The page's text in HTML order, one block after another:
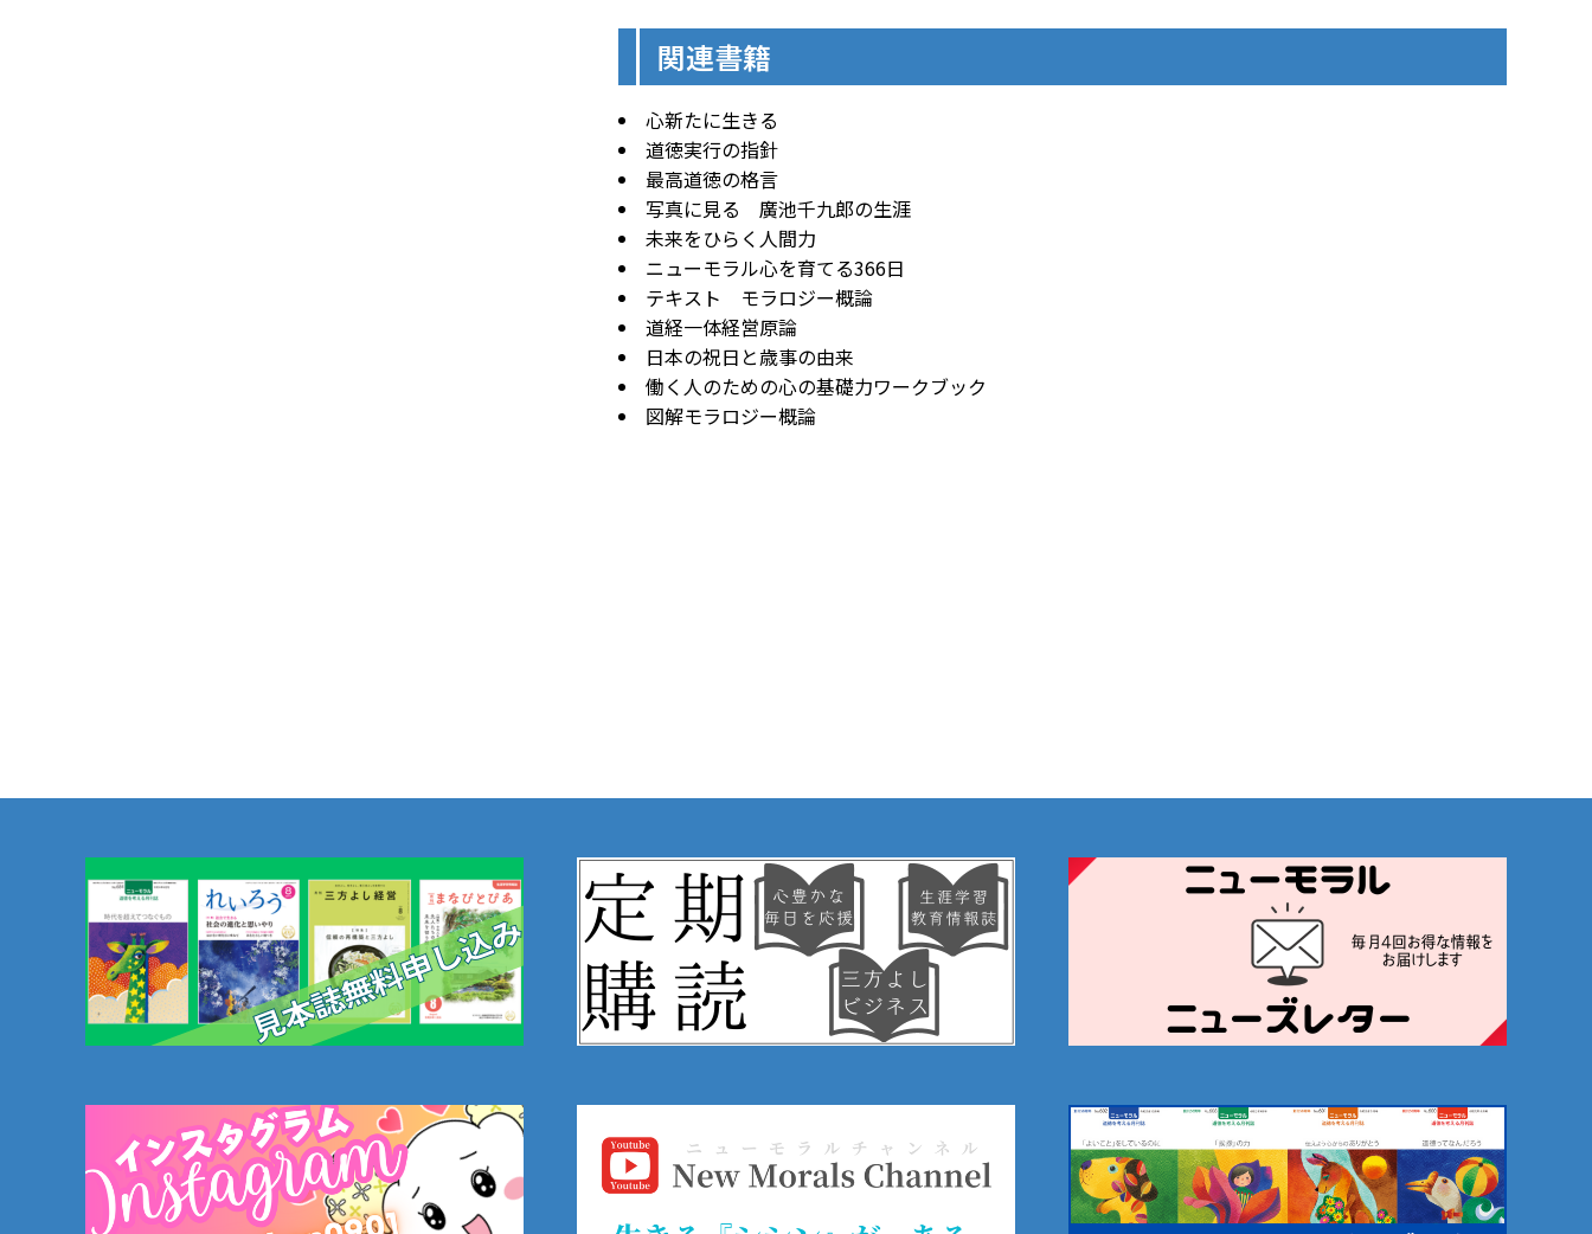
関連書籍
心新たに生きる
道徳実行の指針
最高道徳の格言
写真に見る 廣池千九郎の生涯
未来をひらく人間力
ニューモラル心を育てる366日
テキスト モラロジー概論
道経一体経営原論
日本の祝日と歳事の由来
働く人のための心の基礎力ワークブック
図解モラロジー概論